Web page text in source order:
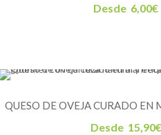
Desde 6,00€
QUESO DE OVEJA CURADO EN
Desde 15,90€